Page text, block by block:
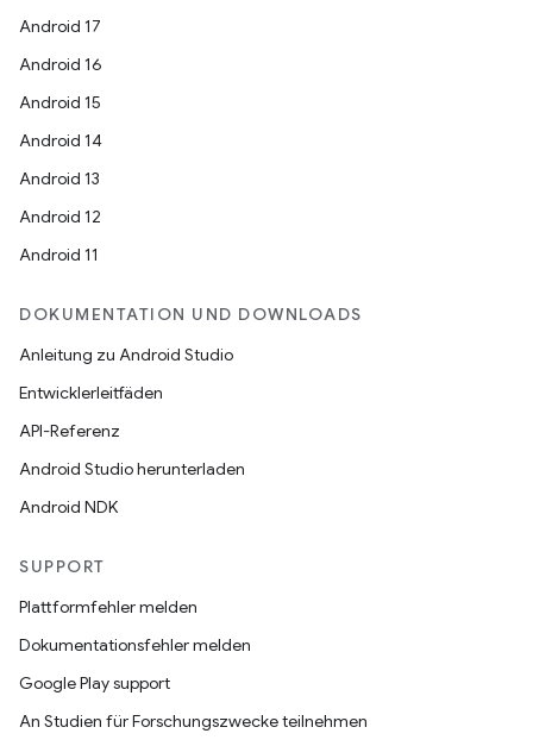
Android 17
Android 16
Android 15
Android 14
Android 13
Android 12
Android 11
DOKUMENTATION UND DOWNLOADS
Anleitung zu Android Studio
Entwicklerleitfäden
API-Referenz
Android Studio herunterladen
Android NDK
SUPPORT
Plattformfehler melden
Dokumentationsfehler melden
Google Play support
An Studien für Forschungszwecke teilnehmen